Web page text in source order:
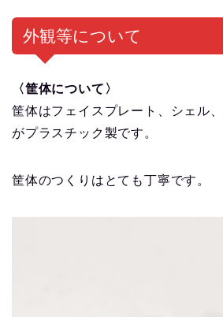
外観等について
〈筐体について〉
筐体はフェイスプレート、シェル
がプラスチック製です。
筐体のつくりはとても丁寧です。